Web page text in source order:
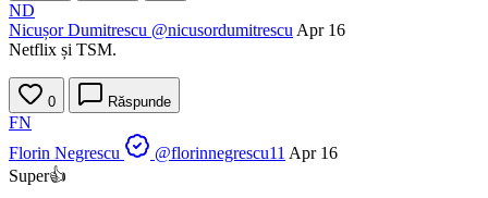
ND
Nicușor Dumitrescu @nicusordumitrescu Apr 16
Netflix și TSM.
0 Răspunde
FN
Florin Negrescu
@florinnegrescu11 Apr 16
Super👍